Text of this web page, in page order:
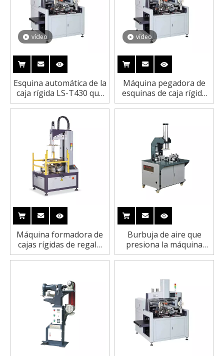
vídeo
Esquina automática de la
caja rígida LS-T430 que
pega la máquina para la
caja del vino 60 PC/min
vídeo
Máquina pegadora de
esquinas de caja rígida
automática con sistema
de guía doble de alta
velocidad
Máquina formadora de
cajas rígidas de regalo
LS-F6 para cajas de
perfumes
Burbuja de aire que
presiona la máquina
rígida LS-ATYP-5 de la
fabricación de cajas con
L460XW350XH150mm